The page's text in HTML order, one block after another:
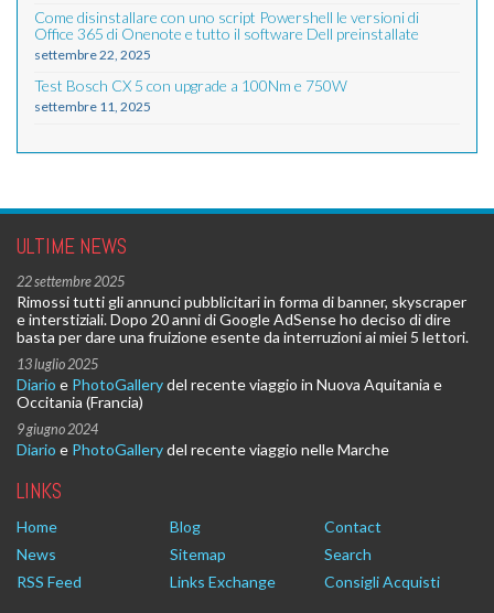
Come disinstallare con uno script Powershell le versioni di
Office 365 di Onenote e tutto il software Dell preinstallate
settembre 22, 2025
Test Bosch CX 5 con upgrade a 100Nm e 750W
settembre 11, 2025
ULTIME NEWS
22 settembre 2025
Rimossi tutti gli annunci pubblicitari in forma di banner, skyscraper
e interstiziali. Dopo 20 anni di Google AdSense ho deciso di dire
basta per dare una fruizione esente da interruzioni ai miei 5 lettori.
13 luglio 2025
Diario e PhotoGallerydel recente viaggio in Nuova Aquitania e
Occitania (Francia)
9 giugno 2024
Diario e PhotoGallerydel recente viaggio nelle Marche
LINKS
Home Blog
Contact
News
Sitemap
Search
RSS Feed
Links Exchange Consigli Acquisti